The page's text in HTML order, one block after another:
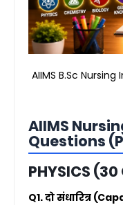
AIIMS B.Sc
AIIMS
Questions
PHYSICS
Q1. दो संधारित्र